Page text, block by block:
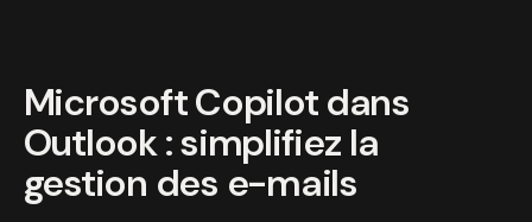
Microsoft Copilot dans
Outlook : simplifiez la
gestion des e-mails